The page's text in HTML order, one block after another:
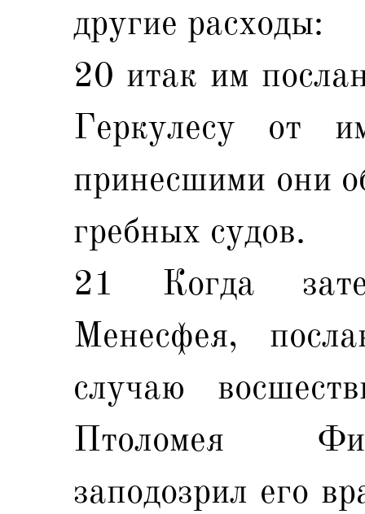
другие расходы:
20 итак им
Геркулесу от
принесшими они
гребных судов.
21 Когда
Менесфея,
случаю
Птоломея
заподозрил его